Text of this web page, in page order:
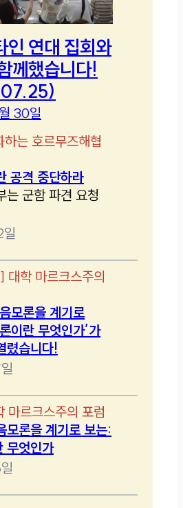
인 연대 집회와
께했습니다!
30일
하는 호르무즈해협
공격 중단하라
는 군함 파견 요청
] 대학 마르크스주의
모론을 계기로
이란 무엇인가’가
렸습니다!
마르크스주의 포럼
모론을 계기로 보는:
무엇인가